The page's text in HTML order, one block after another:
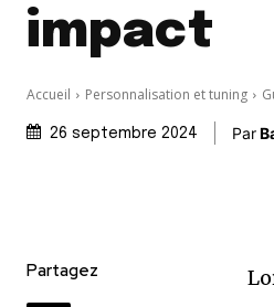
impact
Accueil Personnalisation et tuning
26 septembre 2024 Par
Partagez